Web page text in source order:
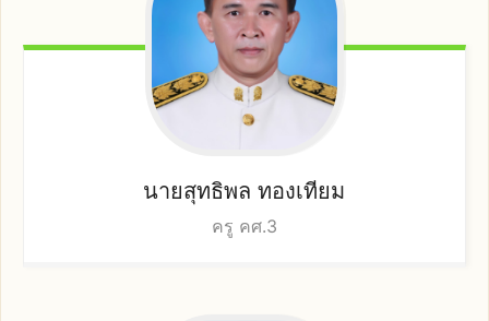
นายสุทธิพล ทองเทียม
ครู คศ.3